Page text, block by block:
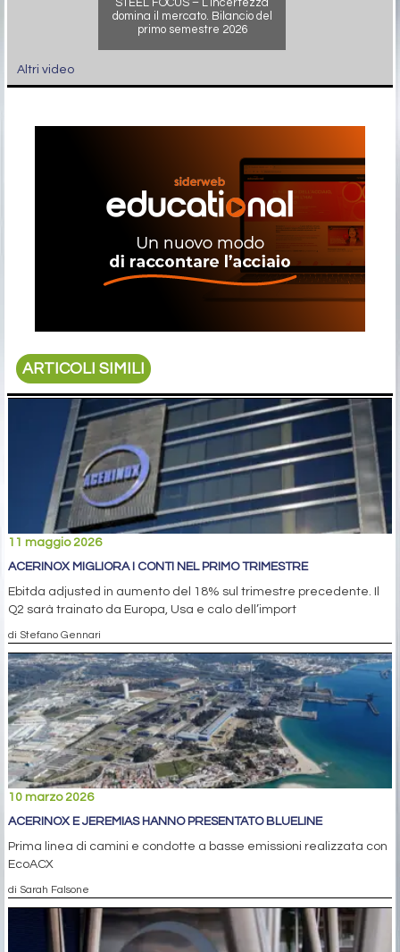
domina il mercato. Bilancio del
primo semestre 2026
Altri video
ARTICOLI SIMILI
11 maggio 2026
ACERINOX MIGLIORA I CONTI NEL PRIMO TRIMESTRE
Ebitda adjusted in aumento del 18% sul trimestre precedente. Il
Q2 sarà trainato da Europa, Usa e calo dell’import
di Stefano Gennari
10 marzo 2026
ACERINOX E JEREMIAS HANNO PRESENTATO BLUELINE
Prima linea di camini e condotte a basse emissioni realizzata con
EcoACX
di Sarah Falsone